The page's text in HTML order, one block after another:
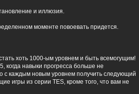
и иллюзия.
моменте повоевать придется.
хоть 1000-ым уровнем и быть всемогущим!
когда навыки прогресса больше не
с каждым новым уровнем получить следующий
игры из серии TES, кроме того, что вам не